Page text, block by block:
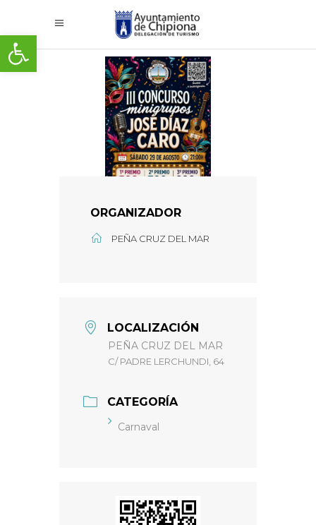
Abrir barra de herramientas
ORGANIZADOR
PEÑA CRUZ DEL MAR
LOCALIZACIÓN
PEÑA CRUZ DEL MAR
C/ PADRE LERCHUNDI, 64
CATEGORÍA
Carnaval